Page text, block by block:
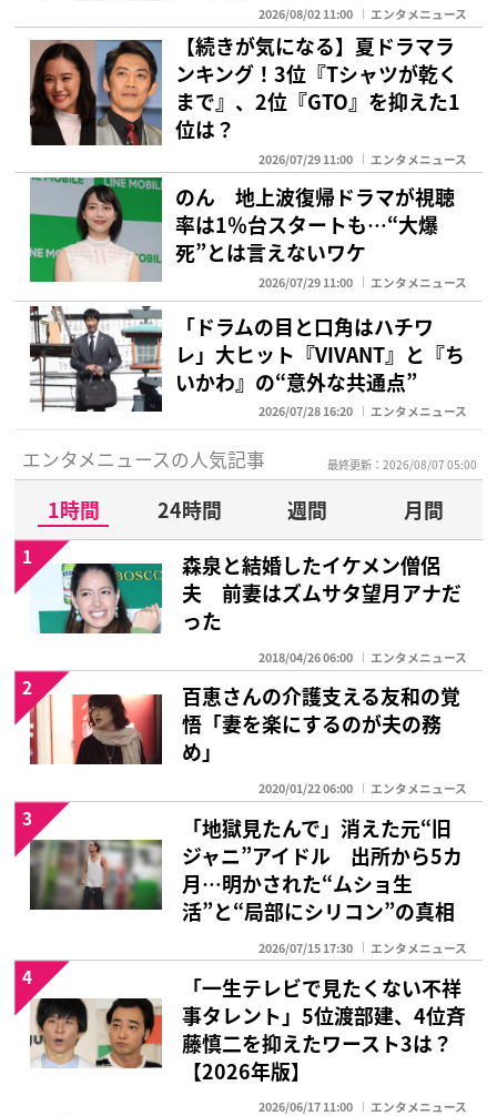
2026/08/02 11:00 エンタメニュース
【続きが気になる】夏ドラマラ
ンキング！3位『Tシャツが乾く
まで』、2位『GTO』を抑えた1
位は？
2026/07/29 11:00 エンタメニュース
のん 地上波復帰ドラマが視聴
率は1％台スタートも…“大爆
死”とは言えないワケ
2026/07/29 11:00 エンタメニュース
「ドラムの目と口角はハチワ
レ」大ヒット『VIVANT』と『ち
いかわ』の“意外な共通点”
2026/07/28 16:20 エンタメニュース
エンタメニュースの人気記事 最終更新：2026/08/07 05:00
1時間 24時間 週間
月間
森泉と結婚したイケメン僧侶
夫 前妻はズムサタ望月アナだ
った
2018/04/26 06:00 エンタメニュース
1
百恵さんの介護支える友和の覚
悟「妻を楽にするのが夫の務
め」
2020/01/22 06:00 エンタメニュース
2
「地獄見たんで」消えた元“旧
ジャニ”アイドル 出所から5カ
月…明かされた“ムショ生
活”と“局部にシリコン”の真相
2026/07/15 17:30 エンタメニュース
3
「一生テレビで見たくない不祥
事タレント」5位渡部建、4位斉
藤慎二を抑えたワースト3は？
【2026年版】
2026/06/17 11:00 エンタメニュース
4